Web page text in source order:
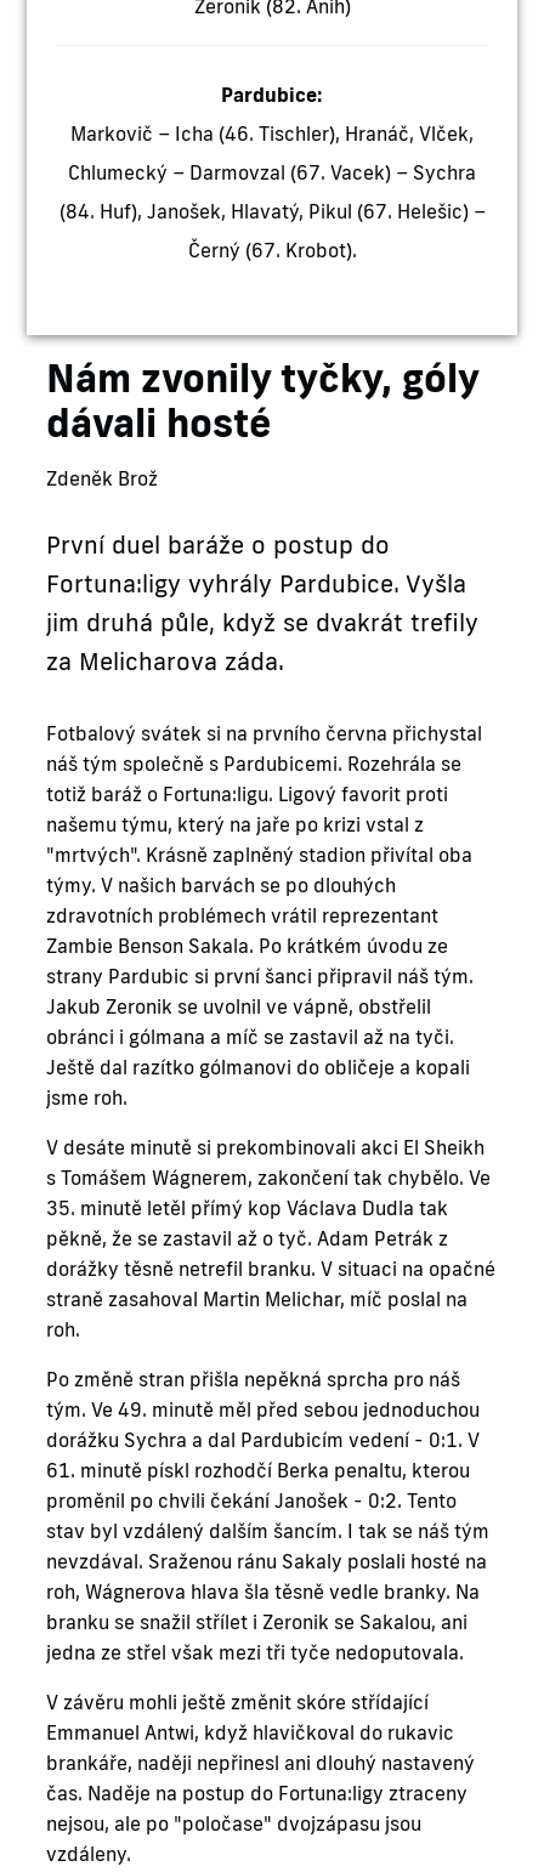
Zeronik (82. Anih)
Pardubice:
Markovič – Icha (46. Tischler), Hranáč, Vlček,
Chlumecký – Darmovzal (67. Vacek) – Sychra
(84. Huf), Janošek, Hlavatý, Pikul (67. Helešic) –
Černý (67. Krobot).
Nám zvonily tyčky, góly
dávali hosté
Zdeněk Brož
První duel baráže o postup do
Fortuna:ligy vyhrály Pardubice. Vyšla
jim druhá půle, když se dvakrát trefily
za Melicharova záda.
Fotbalový svátek si na prvního června přichystal
náš tým společně s Pardubicemi. Rozehrála se
totiž baráž o Fortuna:ligu. Ligový favorit proti
našemu týmu, který na jaře po krizi vstal z
"mrtvých". Krásně zaplněný stadion přivítal oba
týmy. V našich barvách se po dlouhých
zdravotních problémech vrátil reprezentant
Zambie Benson Sakala. Po krátkém úvodu ze
strany Pardubic si první šanci připravil náš tým.
Jakub Zeronik se uvolnil ve vápně, obstřelil
obránci i gólmana a míč se zastavil až na tyči.
Ještě dal razítko gólmanovi do obličeje a kopali
jsme roh.
V desáte minutě si prekombinovali akci El Sheikh
s Tomášem Wágnerem, zakončení tak chybělo. Ve
35. minutě letěl přímý kop Václava Dudla tak
pěkně, že se zastavil až o tyč. Adam Petrák z
dorážky těsně netrefil branku. V situaci na opačné
straně zasahoval Martin Melichar, míč poslal na
roh.
Po změně stran přišla nepěkná sprcha pro náš
tým. Ve 49. minutě měl před sebou jednoduchou
dorážku Sychra a dal Pardubicím vedení - 0:1. V
61. minutě pískl rozhodčí Berka penaltu, kterou
proměnil po chvili čekání Janošek - 0:2. Tento
stav byl vzdálený dalším šancím. I tak se náš tým
nevzdával. Sraženou ránu Sakaly poslali hosté na
roh, Wágnerova hlava šla těsně vedle branky. Na
branku se snažil střílet i Zeronik se Sakalou, ani
jedna ze střel však mezi tři tyče nedoputovala.
V závěru mohli ještě změnit skóre střídající
Emmanuel Antwi, když hlavičkoval do rukavic
brankáře, naději nepřinesl ani dlouhý nastavený
čas. Naděje na postup do Fortuna:ligy ztraceny
nejsou, ale po "poločase" dvojzápasu jsou
vzdáleny.